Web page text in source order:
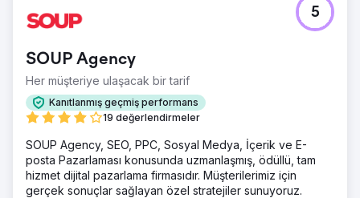
SOUP Agency
Her müşteriye ulaşacak bir tarif
Kanıtlanmış geçmiş performans
19 değerlendirmeler
5
SOUP Agency, SEO, PPC, Sosyal Medya, İçerik ve E-
posta Pazarlaması konusunda uzmanlaşmış, ödüllü, tam
hizmet dijital pazarlama firmasıdır. Müşterilerimiz için
gerçek sonuçlar sağlayan özel stratejiler sunuyoruz.